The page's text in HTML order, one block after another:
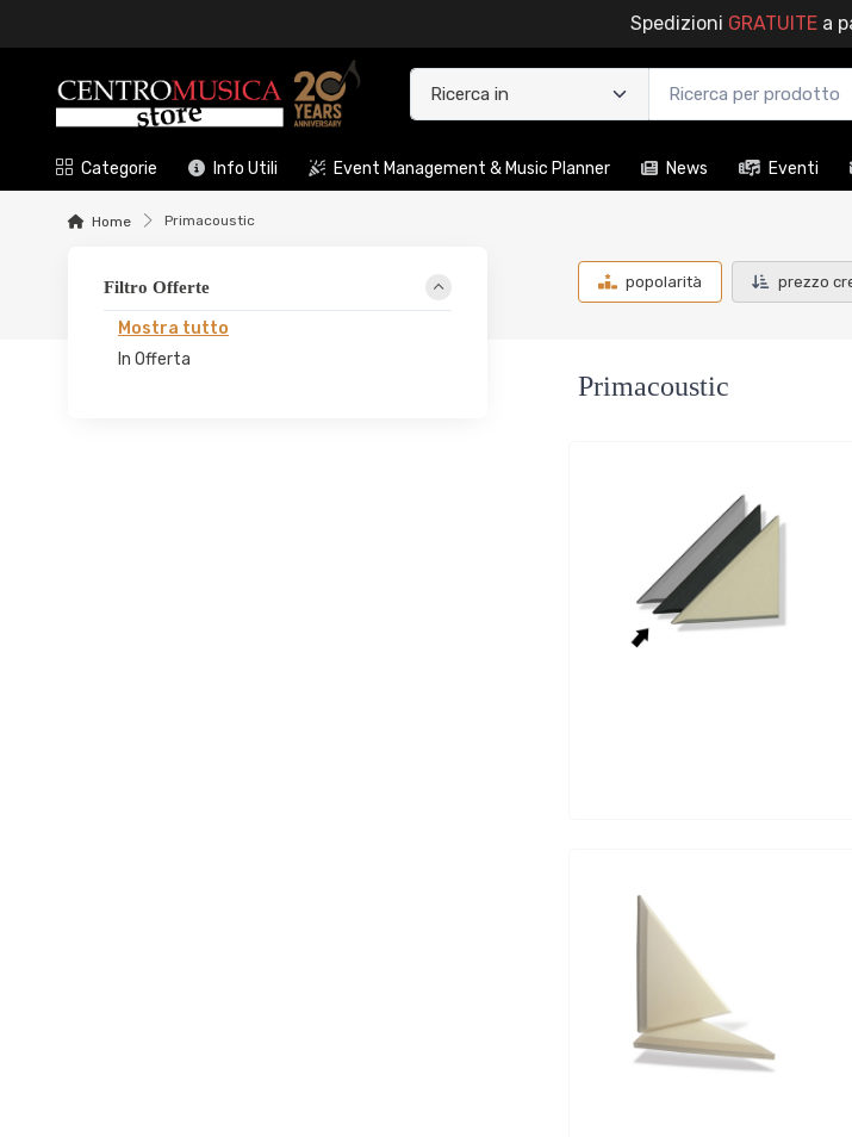
Spedizioni GRATUITEa
Categorie Info Utili Event Management & Music Planner News Eventi
Home Primacoustic
Filtro Offerte
Mostra tutto
In Offerta
popolarità prezzo
Primacoustic